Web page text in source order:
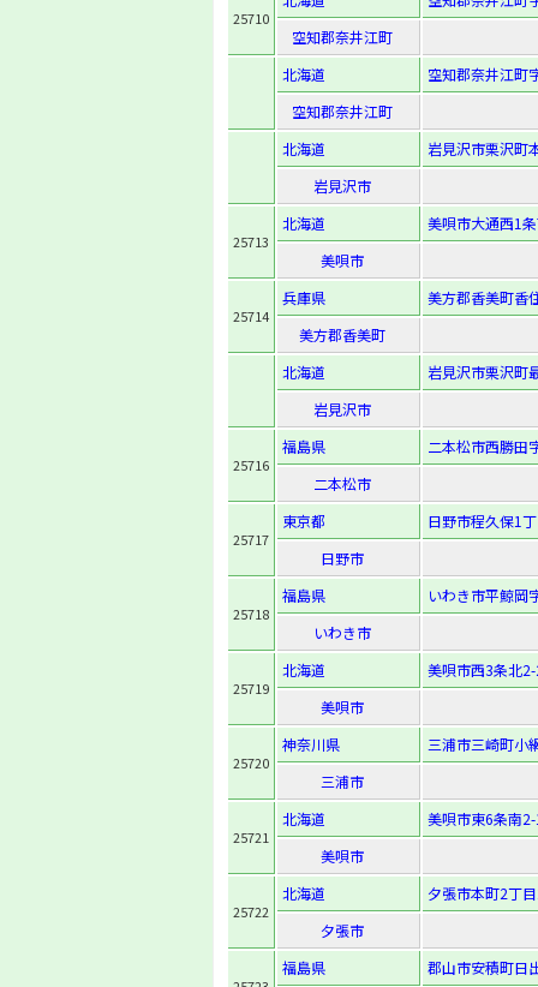
25710
空知郡奈井江町
北海道
空知郡奈井江町
空知郡奈井江町
北海道
岩見沢市栗沢町
岩見沢市
25713
北海道
美唄市大通西1
美唄市
25714
兵庫県
美方郡香美町香
美方郡香美町
北海道
岩見沢市栗沢町
岩見沢市
25716
福島県
二本松市西勝田
二本松市
25717
東京都
日野市程久保1
日野市
25718
福島県
いわき市平鯨岡
いわき市
25719
北海道
美唄市西3条北
美唄市
25720
神奈川県
三浦市三崎町小
三浦市
25721
北海道
美唄市東6条南
美唄市
25722
北海道
夕張市本町2丁
夕張市
福島県 郡山市安積町日